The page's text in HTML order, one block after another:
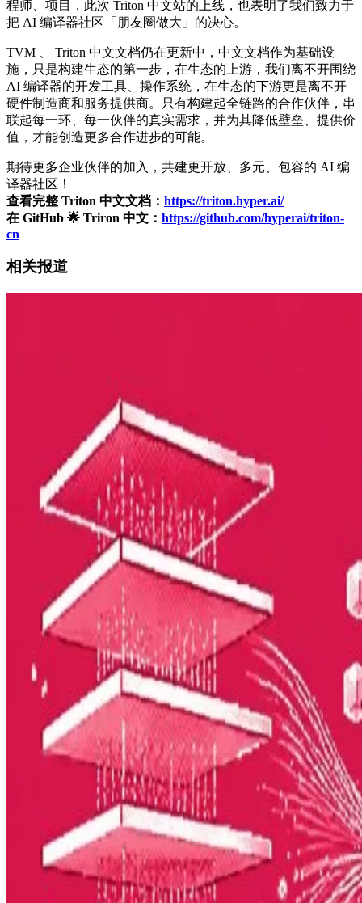
程师、项目，此次 Triton 中文站的上线，也表明了我们致力于
把 AI 编译器社区「朋友圈做大」的决心。
TVM 、 Triton 中文文档仍在更新中，中文文档作为基础设
施，只是构建生态的第一步，在生态的上游，我们离不开围绕
AI 编译器的开发工具、操作系统，在生态的下游更是离不开
硬件制造商和服务提供商。只有构建起全链路的合作伙伴，串
联起每一环、每一伙伴的真实需求，并为其降低壁垒、提供价
值，才能创造更多合作进步的可能。
期待更多企业伙伴的加入，共建更开放、多元、包容的 AI 编
译器社区！
查看完整 Triton 中文文档： https://triton.hyper.ai/
在 GitHub 🌟 Triron 中文： https://github.com/hyperai/triton-
cn
相关报道